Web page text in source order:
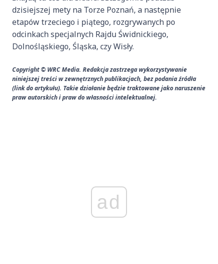
dzisiejszej mety na Torze Poznań, a następnie
etapów trzeciego i piątego, rozgrywanych po
odcinkach specjalnych Rajdu Świdnickiego,
Dolnośląskiego, Śląska, czy Wisły.
Copyright © WRC Media. Redakcja zastrzega wykorzystywanie
niniejszej treści w zewnętrznych publikacjach, bez podania źródła
(link do artykułu). Takie działanie będzie traktowane jako naruszenie
praw autorskich i praw do własności intelektualnej.
ad